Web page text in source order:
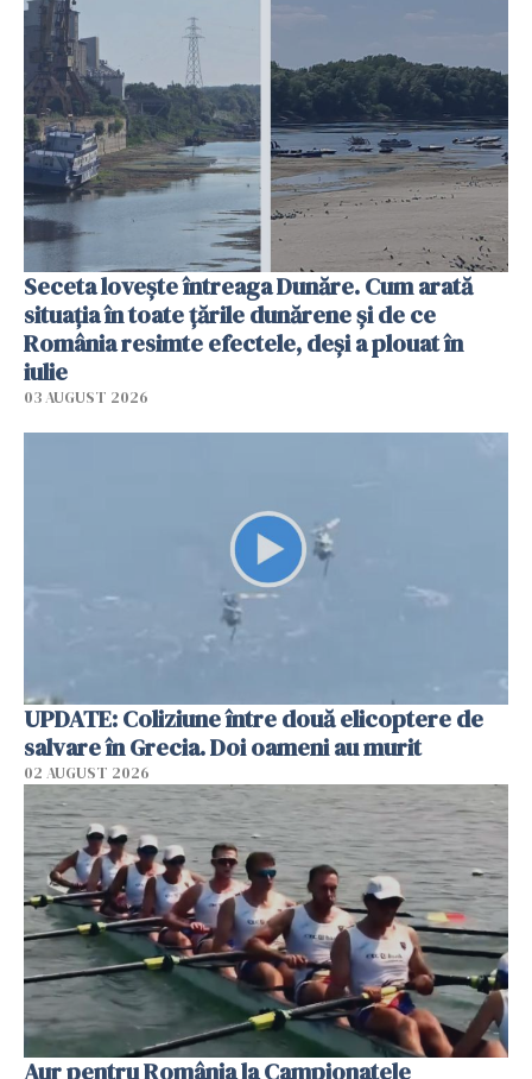
Seceta lovește întreaga Dunăre. Cum arată
situația în toate țările dunărene și de ce
România resimte efectele, deși a plouat în
iulie
03 AUGUST 2026
UPDATE: Coliziune între două elicoptere de
salvare în Grecia. Doi oameni au murit
02 AUGUST 2026
Aur pentru România la Campionatele